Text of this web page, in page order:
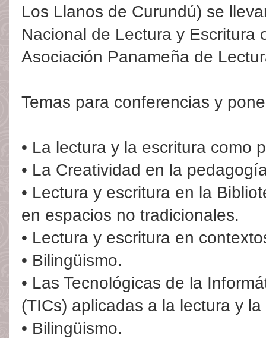
Los Llanos de Curundú) se
Nacional de Lectura y Escritura
Asociación Panameña de
Temas para conferencias y
• La lectura y la escritura como
• La Creatividad en la
• Lectura y escritura en la
en espacios no tradicionales.
• Lectura y escritura en
• Bilingüismo.
• Las Tecnológicas de la
(TICs) aplicadas a la lectura y
• Bilingüismo.